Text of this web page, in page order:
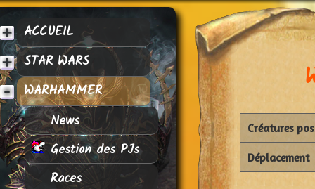
ACCUEIL
STAR WARS
WARHAMMER
News
Gestion des PJs
Races
Créatures
Déplacement